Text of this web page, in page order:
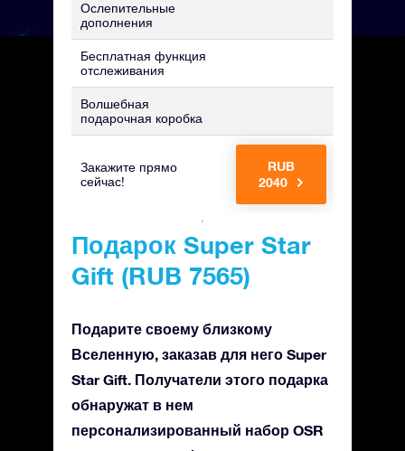
Ослепительные
дополнения
Бесплатная функция
отслеживания
Волшебная
подарочная коробка
Закажите прямо
сейчас!
RUB
2040
Подарок Super Star
Gift (RUB 7565)
Подарите своему близкому
Вселенную, заказав для него Super
Star Gift. Получатели этого подарка
обнаружат в нем
персонализированный набор OSR